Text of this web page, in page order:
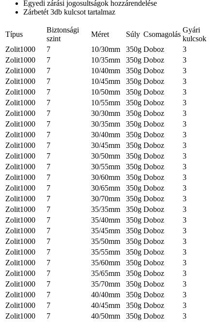
Egyedi zárási jogosultságok hozzárendelése
Zárbetét 3db kulcsot tartalmaz
Típus
Biztonsági
szint
Méret Súly Csomagolás
Gyári
kulcsok
Zolit1000
7 10/30mm 350g Doboz
3
Zolit1000
7 10/35mm 350g Doboz
3
Zolit1000
7 10/40mm 350g Doboz
3
Zolit1000
7 10/45mm 350g Doboz
3
Zolit1000
7 10/50mm 350g Doboz
3
Zolit1000
7 10/55mm 350g Doboz
3
Zolit1000
7 30/30mm 350g Doboz
3
Zolit1000
7 30/35mm 350g Doboz
3
Zolit1000
7 30/40mm 350g Doboz
3
Zolit1000
7 30/45mm 350g Doboz
3
Zolit1000
7 30/50mm 350g Doboz
3
Zolit1000
7 30/55mm 350g Doboz
3
Zolit1000
7 30/60mm 350g Doboz
3
Zolit1000
7 30/65mm 350g Doboz
3
Zolit1000
7 30/70mm 350g Doboz
3
Zolit1000
7 35/35mm 350g Doboz
3
Zolit1000
7 35/40mm 350g Doboz
3
Zolit1000
7 35/45mm 350g Doboz
3
Zolit1000
7 35/50mm 350g Doboz
3
Zolit1000
7 35/55mm 350g Doboz
3
Zolit1000
7 35/60mm 350g Doboz
3
Zolit1000
7 35/65mm 350g Doboz
3
Zolit1000
7 35/70mm 350g Doboz
3
Zolit1000
7 40/40mm 350g Doboz
3
Zolit1000
7 40/45mm 350g Doboz
3
Zolit1000
7 40/50mm 350g Doboz
3